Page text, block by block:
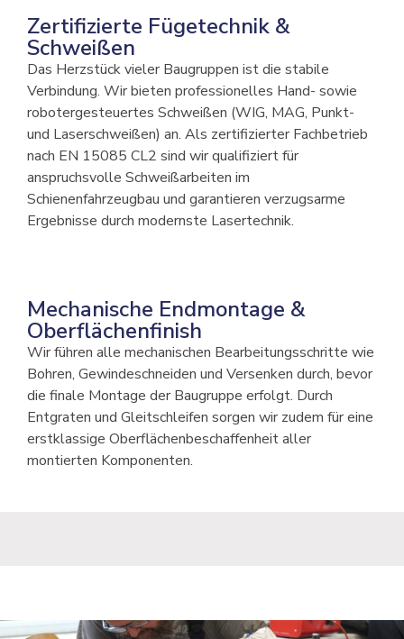
Zertifizierte Fügetechnik &
Schweißen
Das Herzstück vieler Baugruppen ist die stabile
Verbindung. Wir bieten professionelles Hand- sowie
robotergesteuertes Schweißen (WIG, MAG, Punkt-
und Laserschweißen) an. Als zertifizierter Fachbetrieb
nach EN 15085 CL2 sind wir qualifiziert für
anspruchsvolle Schweißarbeiten im
Schienenfahrzeugbau und garantieren verzugsarme
Ergebnisse durch modernste Lasertechnik.
Mechanische Endmontage &
Oberflächenfinish
Wir führen alle mechanischen Bearbeitungsschritte wie
Bohren, Gewindeschneiden und Versenken durch, bevor
die finale Montage der Baugruppe erfolgt. Durch
Entgraten und Gleitschleifen sorgen wir zudem für eine
erstklassige Oberflächenbeschaffenheit aller
montierten Komponenten.